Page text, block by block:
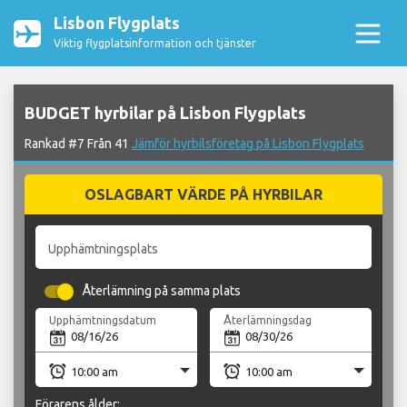
Lisbon Flygplats
Viktig flygplatsinformation och tjänster
BUDGET hyrbilar på Lisbon Flygplats
Rankad #7 Från 41 Jämför hyrbilsföretag på Lisbon Flygplats
OSLAGBART VÄRDE PÅ HYRBILAR
Upphämtningsplats
Återlämning på samma plats
Upphämtningsdatum Återlämningsdag